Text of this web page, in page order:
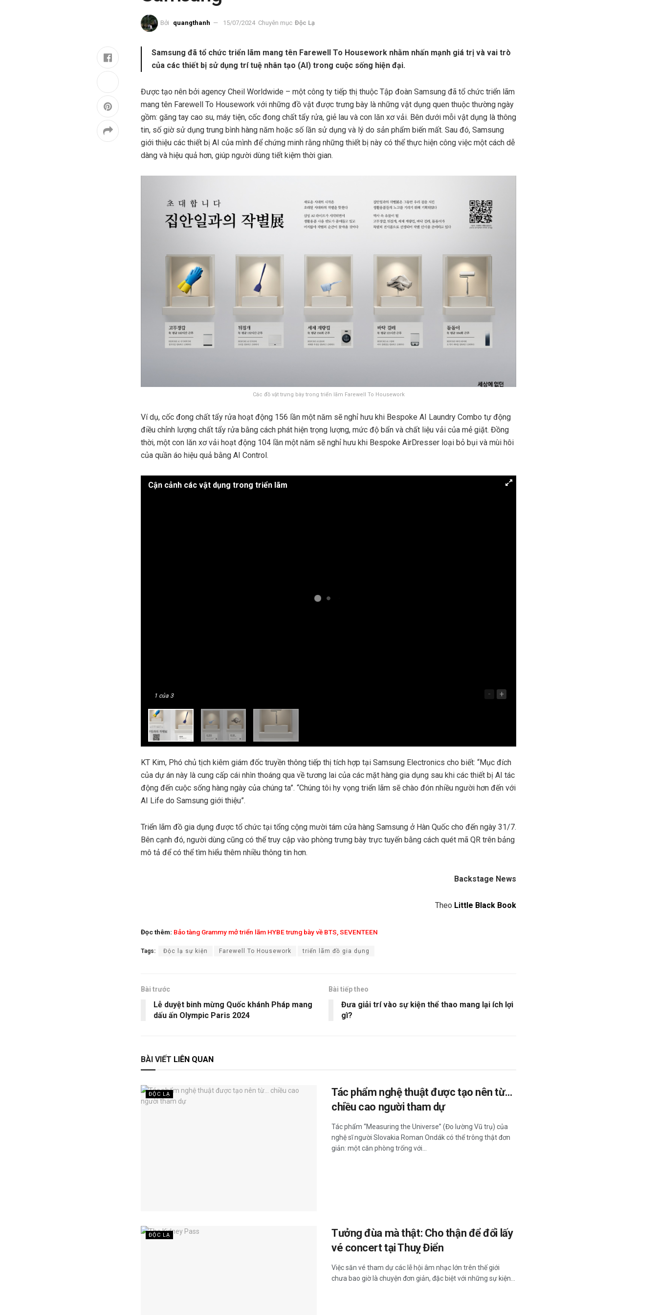
Bởi quangthanh 15/07/2024 Chuyên mục Độc Lạ
Samsung đã tổ chức triển lãm mang tên Farewell To Housework nhằm nhấn mạnh giá trị và vai trò
của các thiết bị sử dụng trí tuệ nhân tạo (AI) trong cuộc sống hiện đại.
Được tạo nên bởi agency Cheil Worldwide – một công ty tiếp thị thuộc Tập đoàn Samsung đã tổ chức triển lãm
mang tên Farewell To Housework với những đồ vật được trưng bày là những vật dụng quen thuộc thường ngày
gồm: găng tay cao su, máy tiện, cốc đong chất tẩy rửa, giẻ lau và con lăn xơ vải. Bên dưới mỗi vật dụng là thông
tin, số giờ sử dụng trung bình hàng năm hoặc số lần sử dụng và lý do sản phẩm biến mất. Sau đó, Samsung
giới thiệu các thiết bị AI của mình để chứng minh rằng những thiết bị này có thể thực hiện công việc một cách dễ
dàng và hiệu quả hơn, giúp người dùng tiết kiệm thời gian.
Các đồ vật trưng bày trong triển lãm Farewell To Housework
Ví dụ, cốc đong chất tẩy rửa hoạt động 156 lần một năm sẽ nghỉ hưu khi Bespoke AI Laundry Combo tự động
điều chỉnh lượng chất tẩy rửa bằng cách phát hiện trọng lượng, mức độ bẩn và chất liệu vải của mẻ giặt. Đồng
thời, một con lăn xơ vải hoạt động 104 lần một năm sẽ nghỉ hưu khi Bespoke AirDresser loại bỏ bụi và mùi hôi
của quần áo hiệu quả bằng AI Control.
Cận cảnh các vật dụng trong triển lãm
1 của 3 - +
KT Kim, Phó chủ tịch kiêm giám đốc truyền thông tiếp thị tích hợp tại Samsung Electronics cho biết: “Mục đích
của dự án này là cung cấp cái nhìn thoáng qua về tương lai của các mặt hàng gia dụng sau khi các thiết bị AI tác
động đến cuộc sống hàng ngày của chúng ta”. “Chúng tôi hy vọng triển lãm sẽ chào đón nhiều người hơn đến với
AI Life do Samsung giới thiệu”.
Triển lãm đồ gia dụng được tổ chức tại tổng cộng mười tám cửa hàng Samsung ở Hàn Quốc cho đến ngày 31/7.
Bên cạnh đó, người dùng cũng có thể truy cập vào phòng trưng bày trực tuyến bằng cách quét mã QR trên bảng
mô tả để có thể tìm hiểu thêm nhiều thông tin hơn.
Backstage News
Theo Little Black Book
Đọc thêm: Bảo tàng Grammy mở triển lãm HYBE trưng bày về BTS, SEVENTEEN
Tags: Độc lạ sự kiện Farewell To Housework triển lãm đồ gia dụng
Bài trước
Lễ duyệt binh mừng Quốc khánh Pháp mang
dấu ấn Olympic Paris 2024
Bài tiếp theo
Đưa giải trí vào sự kiện thể thao mang lại ích lợi
gì?
BÀI VIẾT LIÊN QUAN
ĐỘC LẠ
Tác phẩm nghệ thuật được tạo nên từ…
chiều cao người tham dự
Tác phẩm “Measuring the Universe” (Đo lường Vũ trụ) của
nghệ sĩ người Slovakia Roman Ondák có thể trông thật đơn
giản: một căn phòng trống với...
ĐỘC LẠ
Tưởng đùa mà thật: Cho thận để đổi lấy
vé concert tại Thuỵ Điển
Việc săn vé tham dự các lễ hội âm nhạc lớn trên thế giới
chưa bao giờ là chuyện đơn giản, đặc biệt với những sự kiện...